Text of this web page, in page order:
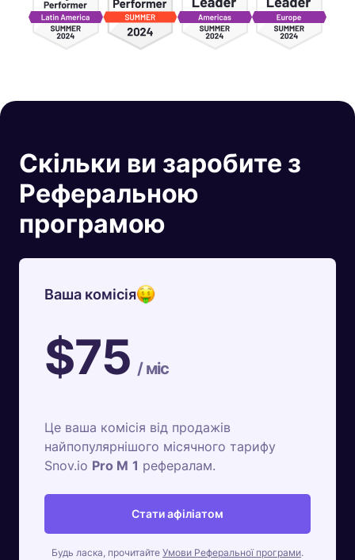
Скільки ви заробите з
Реферальною
програмою
Ваша комісія
$75 / міс
Це ваша комісія від продажів
найпопулярнішого місячного тарифу
Snov.io Pro M 1 рефералам.
Стати афіліатом
Будь ласка, прочитайте Умови Реферальної програми.